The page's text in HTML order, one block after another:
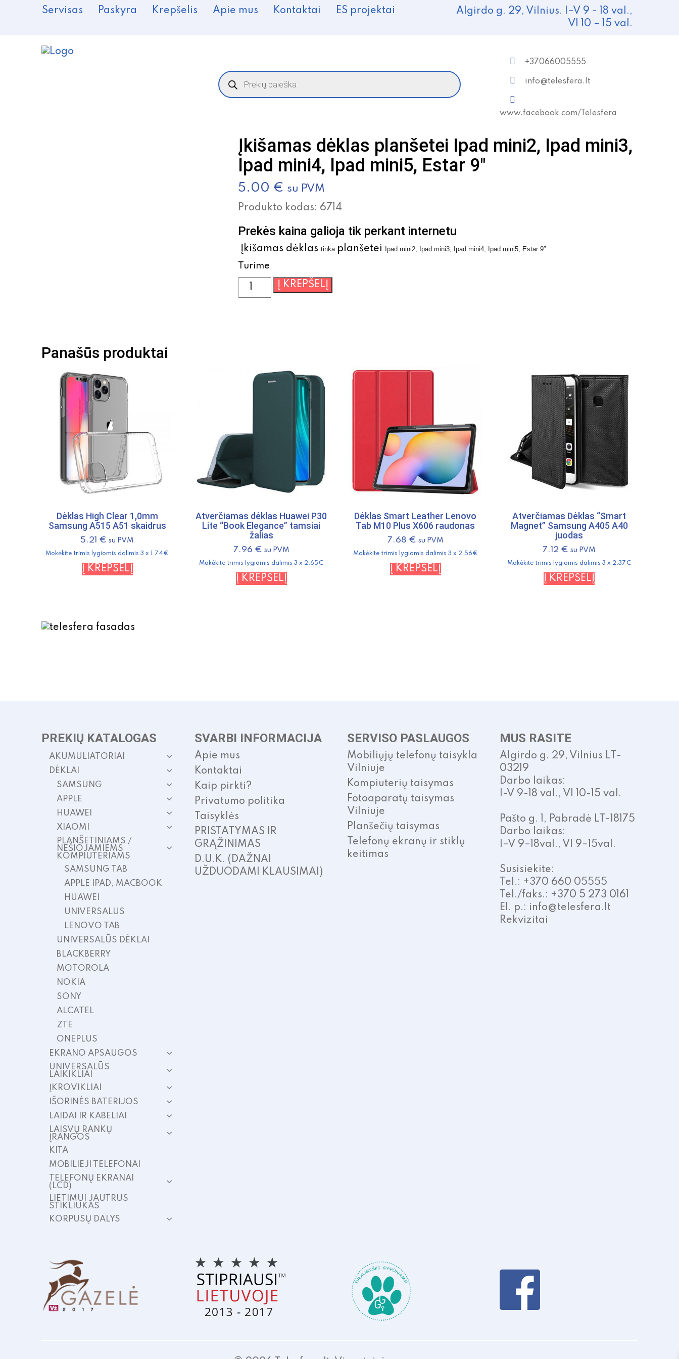
Servisas Paskyra Krepšelis Apie mus Kontaktai ES projektai
Algirdo g. 29, Vilnius. I–V 9 - 18 val.,
VI 10 – 15 val.
Products
search
+37066005555
info@telesfera.lt
www.facebook.com/Telesfera
Įkišamas dėklas planšetei Ipad mini2, Ipad mini3,
Ipad mini4, Ipad mini5, Estar 9″
5.00 € su PVM
Produkto kodas: 6714
Prekės kaina galioja tik perkant internetu
Įkišamas dėklastinka planšetei Ipad mini2, Ipad mini3, Ipad mini4, Ipad mini5, Estar 9″.
Turime
produkto
kiekis:
Ipad
mini3,
mini5,
Į KREPŠELĮ
Panašūs produktai
Dėklas High Clear 1,0mm
Samsung A515 A51 skaidrus
5.21 € su PVM
Mokėkite trimis lygiomis dalimis 3 x 1.74€
Į KREPŠELĮ
Atverčiamas dėklas Huawei P30
Lite “Book Elegance” tamsiai
žalias
7.96 € su PVM
Mokėkite trimis lygiomis dalimis 3 x 2.65€
Į KREPŠELĮ
Dėklas Smart Leather Lenovo
Tab M10 Plus X606 raudonas
7.68 € su PVM
Mokėkite trimis lygiomis dalimis 3 x 2.56€
Į KREPŠELĮ
Atverčiamas Dėklas “Smart
Magnet” Samsung A405 A40
juodas
7.12 € su PVM
Mokėkite trimis lygiomis dalimis 3 x 2.37€
Į KREPŠELĮ
PREKIŲ KATALOGAS
AKUMULIATORIAI
DĖKLAI
SAMSUNG
APPLE
HUAWEI
XIAOMI
PLANŠETINIAMS /
NEŠIOJAMIEMS
KOMPIUTERIAMS
SAMSUNG TAB
APPLE IPAD, MACBOOK
HUAWEI
UNIVERSALUS
LENOVO TAB
UNIVERSALŪS DĖKLAI
BLACKBERRY
MOTOROLA
NOKIA
SONY
ALCATEL
ZTE
ONEPLUS
EKRANO APSAUGOS
UNIVERSALŪS
LAIKIKLIAI
ĮKROVIKLIAI
IŠORINĖS BATERIJOS
LAIDAI IR KABELIAI
LAISVŲ RANKŲ
ĮRANGOS
KITA
MOBILIEJI TELEFONAI
TELEFONŲ EKRANAI
(LCD)
LIETIMUI JAUTRUS
STIKLIUKAS
KORPUSŲ DALYS
SVARBI INFORMACIJA
Apie mus
Kontaktai
Kaip pirkti?
Privatumo politika
Taisyklės
PRISTATYMAS IR
GRĄŽINIMAS
D.U.K. (DAŽNAI
UŽDUODAMI KLAUSIMAI)
SERVISO PASLAUGOS
Mobiliųjų telefonų taisykla
Vilniuje
Kompiuterių taisymas
Fotoaparatų taisymas
Vilniuje
Planšečių taisymas
Telefonų ekranų ir stiklų
keitimas
MUS RASITE
Algirdo g. 29, Vilnius LT-
03219
Darbo laikas:
I-V 9-18 val., VI 10-15 val.
Pašto g. 1, Pabradė LT-18175
Darbo laikas:
I–V 9–18val., VI 9–15val.
Susisiekite:
Tel.: +370 660 05555
Tel./faks.: +370 5 273 0161
El. p.: info@telesfera.lt
Rekvizitai